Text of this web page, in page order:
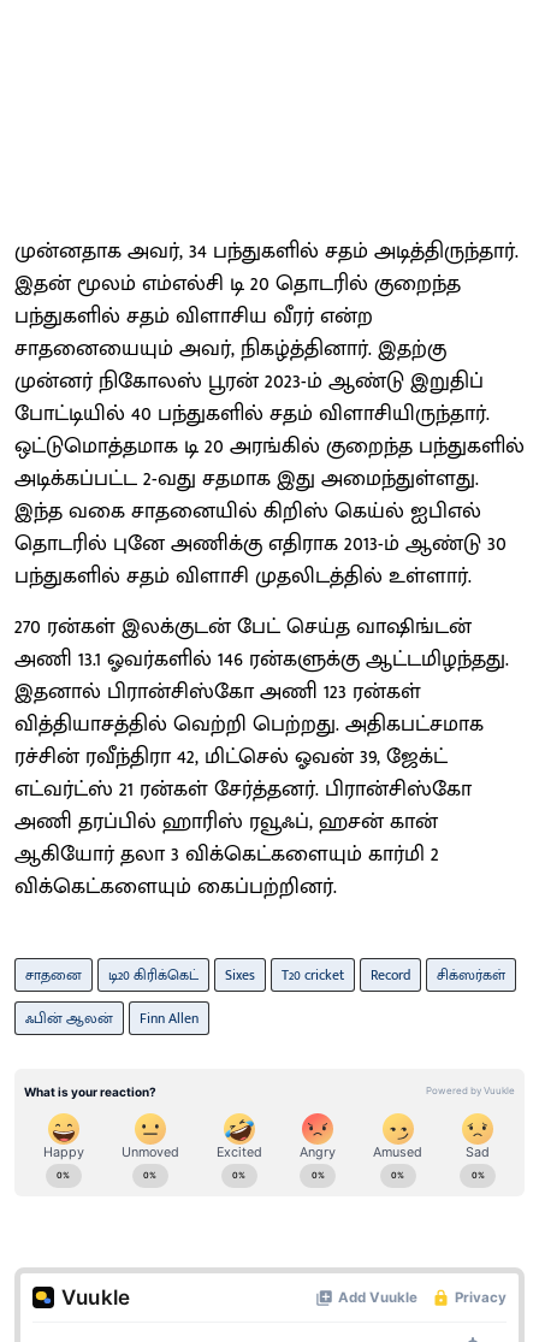
முன்னதாக அவர், 34 பந்துகளில் சதம் அடித்திருந்தார்.
இதன் மூலம் எம்எல்சி டி 20 தொடரில் குறைந்த
பந்துகளில் சதம் விளாசிய வீரர் என்ற
சாதனையையும் அவர், நிகழ்த்தினார். இதற்கு
முன்னர் நிகோலஸ் பூரன் 2023-ம் ஆண்டு இறுதிப்
போட்டியில் 40 பந்துகளில் சதம் விளாசியிருந்தார்.
ஒட்டுமொத்தமாக டி 20 அரங்கில் குறைந்த பந்துகளில்
அடிக்கப்பட்ட 2-வது சதமாக இது அமைந்துள்ளது.
இந்த வகை சாதனையில் கிறிஸ் கெய்ல் ஐபிஎல்
தொடரில் புனே அணிக்கு எதிராக 2013-ம் ஆண்டு 30
பந்துகளில் சதம் விளாசி முதலிடத்தில் உள்ளார்.
270 ரன்கள் இலக்குடன் பேட் செய்த வாஷிங்டன்
அணி 13.1 ஓவர்களில் 146 ரன்களுக்கு ஆட்டமிழந்தது.
இதனால் பிரான்சிஸ்கோ அணி 123 ரன்கள்
வித்தியாசத்தில் வெற்றி பெற்றது. அதிகபட்சமாக
ரச்சின் ரவீந்திரா 42, மிட்செல் ஓவன் 39, ஜேக்ட்
எட்வர்ட்ஸ் 21 ரன்கள் சேர்த்தனர். பிரான்சிஸ்கோ
அணி தரப்பில் ஹாரிஸ் ரவூஃப், ஹசன் கான்
ஆகியோர் தலா 3 விக்கெட்களையும் கார்மி 2
விக்கெட்களையும் கைப்பற்றினர்.
சாதனை டி20 கிரிக்கெட் Sixes T20 cricket Record
சிக்ஸர்கள்
ஃபின் ஆலன்
Finn Allen